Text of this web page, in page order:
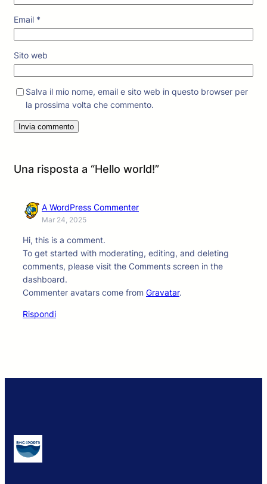
Email *
Sito web
Salva il mio nome, email e sito web in questo browser per
la prossima volta che commento.
Una risposta a “Hello world!”
A WordPress Commenter
Mar 24, 2025
Hi, this is a comment.
To get started with moderating, editing, and deleting
comments, please visit the Comments screen in the
dashboard.
Commenter avatars come from Gravatar.
Rispondi